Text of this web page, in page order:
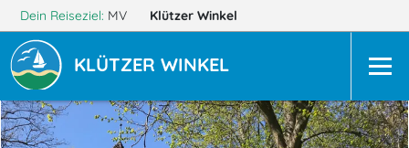
Dein Reiseziel: MV Klützer Winkel
KLÜTZER WINKEL